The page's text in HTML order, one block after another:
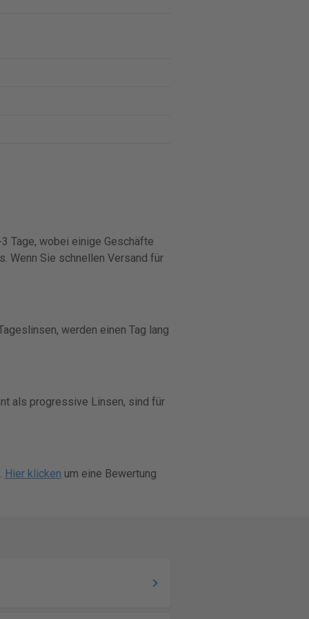
Tage, wobei einige Geschäfte
Wenn Sie schnellen Versand für
werden einen Tag lang
als progressive Linsen, sind für
Hier klicken um eine Bewertung